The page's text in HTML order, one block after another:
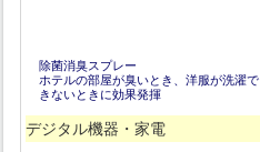
除菌消臭スプレー
ホテルの部屋が臭いとき、洋服が洗濯で
きないときに効果発揮
デジタル機器・家電